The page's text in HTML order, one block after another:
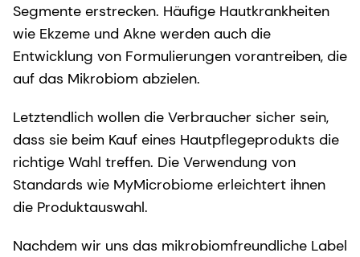
Segmente erstrecken. Häufige Hautkrankheiten
wie Ekzeme und Akne werden auch die
Entwicklung von Formulierungen vorantreiben, die
auf das Mikrobiom abzielen.
Letztendlich wollen die Verbraucher sicher sein,
dass sie beim Kauf eines Hautpflegeprodukts die
richtige Wahl treffen. Die Verwendung von
Standards wie MyMicrobiome erleichtert ihnen
die Produktauswahl.
Nachdem wir uns das mikrobiomfreundliche Label